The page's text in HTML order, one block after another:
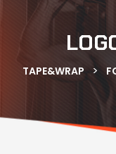
TAPE&WRAP >